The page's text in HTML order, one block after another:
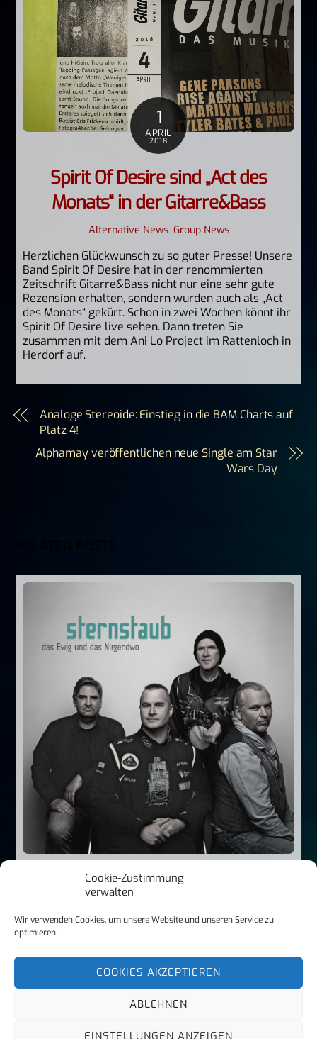
Cookie-Zustimmung
verwalten
Wir verwenden Cookies, um unsere Website und unseren Service zu
optimieren.
COOKIES AKZEPTIEREN
ABLEHNEN
EINSTELLUNGEN ANZEIGEN
1
APRIL
2018
Spirit Of Desire sind „Act des
Monats“ in der Gitarre&Bass
Alternative News, Group News
Herzlichen Glückwunsch zu so guter Presse! Unsere
Band Spirit Of Desire hat in der renommierten
Zeitschrift Gitarre&Bass nicht nur eine sehr gute
Rezension erhalten, sondern wurden auch als „Act
des Monats“ gekürt. Schon in zwei Wochen könnt ihr
Spirit Of Desire live sehen. Dann treten Sie
zusammen mit dem Ani Lo Project im Rattenloch in
Herdorf auf.
Analoge Stereoide: Einstieg in die BAM Charts auf
Platz 4!
Alphamay veröffentlichen neue Single am Star
Wars Day
Sternstaub: Eine Brücke in die Zukunft